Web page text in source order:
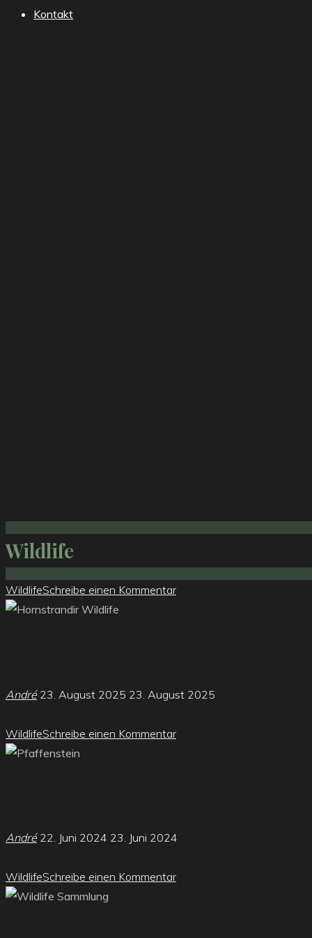
Kontakt
Wildlife
WildlifeSchreibe einen Kommentar
André 23. August 2025 23. August 2025
Wildlife"
WildlifeSchreibe einen Kommentar
André 22. Juni 2024 23. Juni 2024
WildlifeSchreibe einen Kommentar